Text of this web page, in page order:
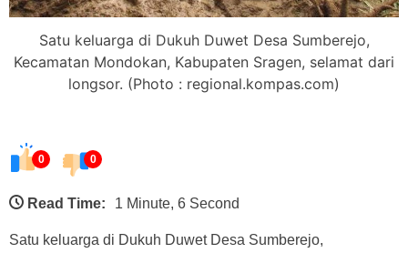
Satu keluarga di Dukuh Duwet Desa Sumberejo,
Kecamatan Mondokan, Kabupaten Sragen, selamat dari
longsor. (Photo : regional.kompas.com)
0 0
Read Time: 1 Minute, 6 Second
Satu keluarga di Dukuh Duwet Desa Sumberejo,